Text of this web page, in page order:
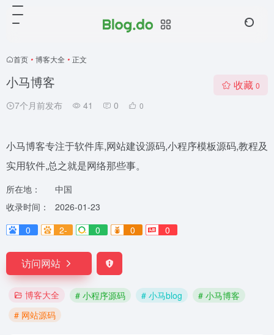
首页 • 博客大全 • 正文
小马博客
7个月前发布 41 0 0
收藏 0
小马博客专注于软件库,网站建设源码,小程序模板源码,教程及
实用软件,总之就是网络那些事。
所在地：
中国
收录时间：
2026-01-23
0
2- 0 0 0
访问网站
博客大全 # 小程序源码 # 小马blog
# 小马博客
# 网站源码